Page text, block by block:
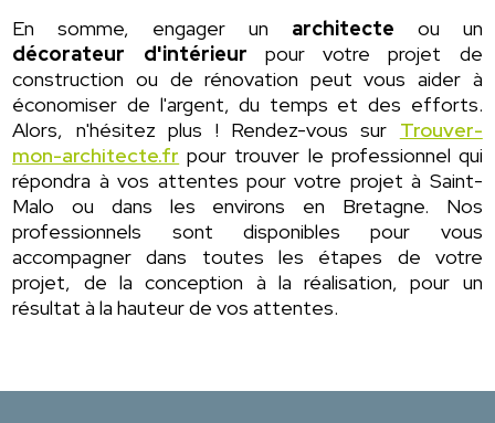
En somme, engager un architecte ou un
décorateur d'intérieur pour votre projet de
construction ou de rénovation peut vous aider à
économiser de l'argent, du temps et des efforts.
Alors, n'hésitez plus ! Rendez-vous sur Trouver-
mon-architecte.fr pour trouver le professionnel qui
répondra à vos attentes pour votre projet à Saint-
Malo ou dans les environs en Bretagne. Nos
professionnels sont disponibles pour vous
accompagner dans toutes les étapes de votre
projet, de la conception à la réalisation, pour un
résultat à la hauteur de vos attentes.